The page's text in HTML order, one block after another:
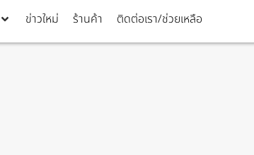
ข่าวใหม่ ร้านค้า ติดต่อเรา/ช่วยเหลือ